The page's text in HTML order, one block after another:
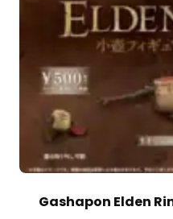
Gashapon Elden